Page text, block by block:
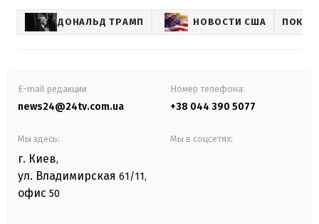
ДОНАЛЬД ТРАМП НОВОСТИ США
E-mail редакции
news24@24tv.com.ua
Номер телефона:
+38 044 390 5077
Мы здесь:
г. Киев,
ул. Владимирская 61/11,
офис 50
Мы в соцсетях: